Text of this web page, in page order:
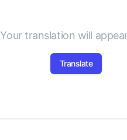
Your translation will
Translate